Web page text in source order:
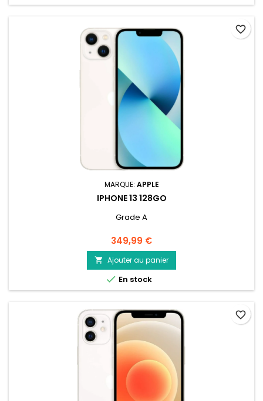
MARQUE: APPLE
IPHONE 13 128GO
Grade A
Prix
349,99 €
 Ajouter au panier
 En stock
favorite_border
favorite_border